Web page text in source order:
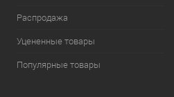
Распродажа
Уцененные товары
Популярные товары